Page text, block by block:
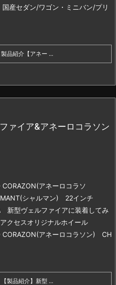
産セダン/ワゴン・ミニバン/プリ
製品紹介【アネー ...
ァイア&アネーロコラソン
CORAZON(アネーロコラソ
シャルマン) 22インチ
新型ヴェルファイアに装着してみ
アクセスオリジナルホイール
CORAZON(アネーロコラソン) CH
【製品紹介】新型 ...